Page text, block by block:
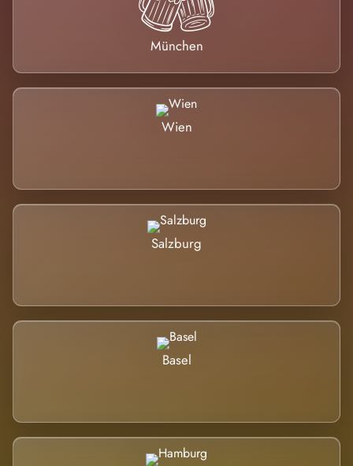
München
Wien
Salzburg
Basel